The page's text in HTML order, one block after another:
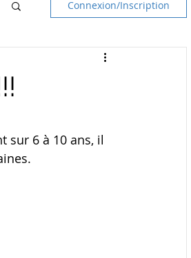
Connexion/Inscription
sur 6 à 10 ans, il